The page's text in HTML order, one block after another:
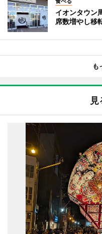
イオンタウン
席数増やし移
も